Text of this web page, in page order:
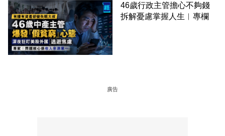
46歲行政主管擔心不夠錢
拆解憂慮掌握人生︳專欄
廣告